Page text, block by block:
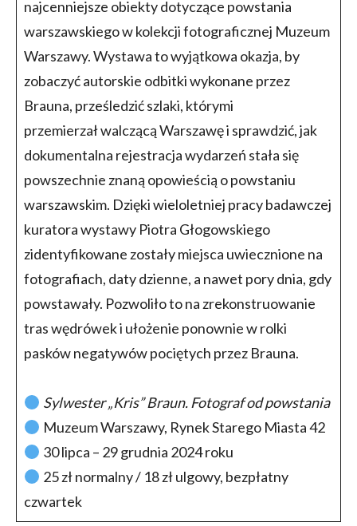
najcenniejsze obiekty dotyczące powstania
warszawskiego w kolekcji fotograficznej Muzeum
Warszawy. Wystawa to wyjątkowa okazja, by
zobaczyć autorskie odbitki wykonane przez
Brauna, prześledzić szlaki, którymi
przemierzał walczącą Warszawę i sprawdzić, jak
dokumentalna rejestracja wydarzeń stała się
powszechnie znaną opowieścią o powstaniu
warszawskim. Dzięki wieloletniej pracy badawczej
kuratora wystawy Piotra Głogowskiego
zidentyfikowane zostały miejsca uwiecznione na
fotografiach, daty dzienne, a nawet pory dnia, gdy
powstawały. Pozwoliło to na zrekonstruowanie
tras wędrówek i ułożenie ponownie w rolki
pasków negatywów pociętych przez Brauna.
Sylwester „Kris” Braun. Fotograf od powstania
Muzeum Warszawy, Rynek Starego Miasta 42
30 lipca – 29 grudnia 2024 roku
25 zł normalny / 18 zł ulgowy, bezpłatny
czwartek